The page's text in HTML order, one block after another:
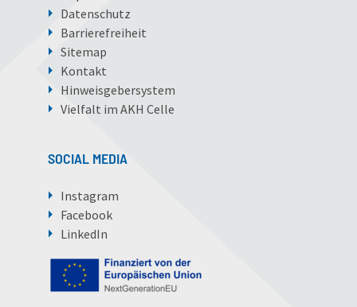
Datenschutz
Barrierefreiheit
Sitemap
Kontakt
Hinweisgebersystem
Vielfalt im AKH Celle
SOCIAL MEDIA
Instagram
Facebook
LinkedIn